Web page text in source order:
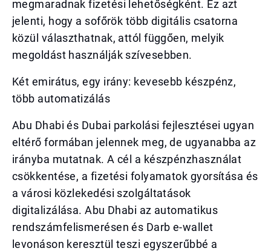
megmaradnak fizetési lehetőségként. Ez azt
jelenti, hogy a sofőrök több digitális csatorna
közül választhatnak, attól függően, melyik
megoldást használják szívesebben.
Két emirátus, egy irány: kevesebb készpénz,
több automatizálás
Abu Dhabi és Dubai parkolási fejlesztései ugyan
eltérő formában jelennek meg, de ugyanabba az
irányba mutatnak. A cél a készpénzhasználat
csökkentése, a fizetési folyamatok gyorsítása és
a városi közlekedési szolgáltatások
digitalizálása. Abu Dhabi az automatikus
rendszámfelismerésen és Darb e-wallet
levonáson keresztül teszi egyszerűbbé a